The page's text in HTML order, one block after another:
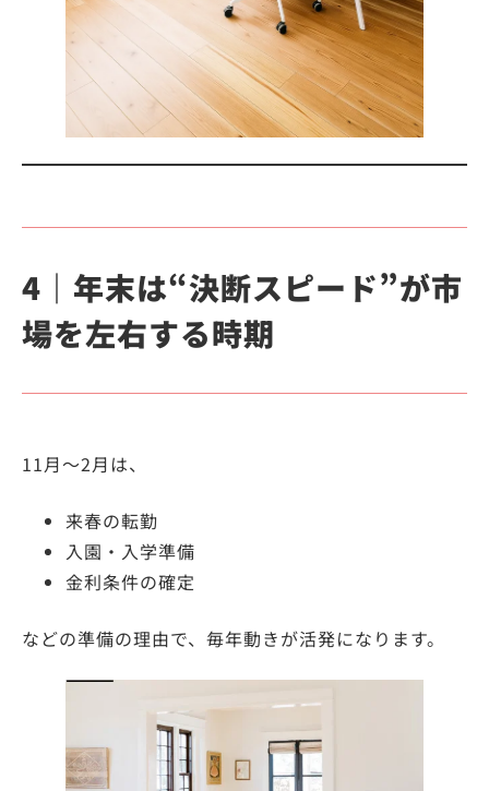
4｜年末は“決断スピード”が市
場を左右する時期
11月〜2月は、
来春の転勤
入園・入学準備
金利条件の確定
などの準備の理由で、毎年動きが活発になります。